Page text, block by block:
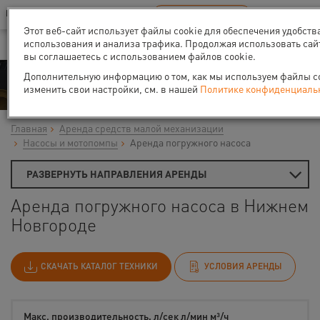
Ваш город:Нижний Новгород
В Вашем регионе нет наших офисов RU EN
Аренда
Главная
Аренда средств малой механизации
Насосы и мотопомпы
Аренда погружного насоса
РАЗВЕРНУТЬ НАПРАВЛЕНИЯ АРЕНДЫ
Аренда погружного насоса в Нижнем
Новгороде
СКАЧАТЬ КАТАЛОГ ТЕХНИКИ УСЛОВИЯ АРЕНДЫ
Макс. производительность, л/сек л/мин м³/ч
Этот веб-сайт использует файлы cookie для обеспечения
использования и анализа трафика. Продолжая использовать
вы соглашаетесь с использованием файлов cookie.
Дополнительную информацию о том, как мы используем файлы
изменить свои настройки, см. в нашей Политике